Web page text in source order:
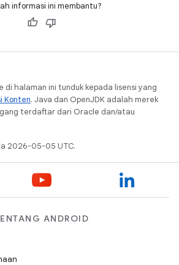
informasi ini membantu?
di halaman ini tunduk kepada lisensi yang
Konten. Java dan OpenJDK adalah merek
terdaftar dari Oracle dan/atau
2026-05-05 UTC.
ANDROID